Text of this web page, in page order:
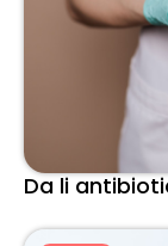
Da li